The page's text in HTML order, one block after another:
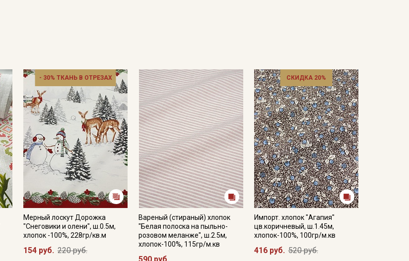
- 30% ТКАНЬ В ОТРЕЗАХ
Мерный лоскут Дорожка
"Снеговики и олени", ш.0.5м,
хлопок -100%, 228гр/кв.м
154 руб. 220 руб.
Вареный (стираный) хлопок
"Белая полоска на пыльно-
розовом меланже", ш.2.5м,
хлопок-100%, 115гр/м.кв
СКИДКА 20%
Импорт. хлопок "Агапия"
цв.коричневый, ш.1.45м,
хлопок-100%, 100гр/м.кв
416 руб. 520 руб.